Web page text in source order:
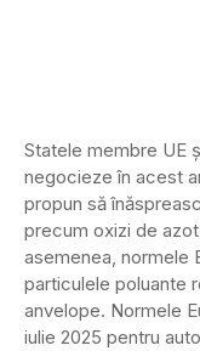
Statele membre UE
negocieze în acest
propun să
precum oxizi de
asemenea, normele
particulele poluante
anvelope. Normele
iulie 2025 pentru